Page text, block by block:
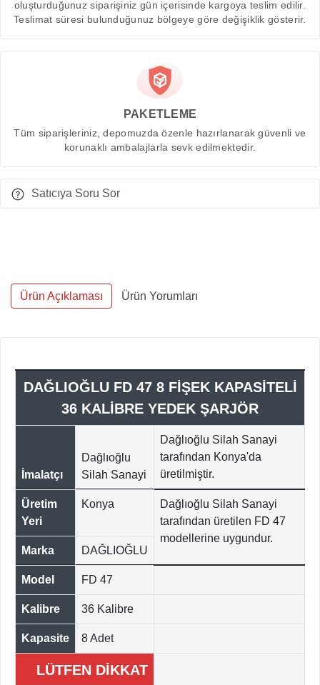
oluşturduğunuz siparişiniz gün içerisinde kargoya teslim edilir.
Teslimat süresi bulunduğunuz bölgeye göre değişiklik gösterir.
PAKETLEME
Tüm siparişleriniz, depomuzda özenle hazırlanarak güvenli ve
korunaklı ambalajlarla sevk edilmektedir.
Satıcıya Soru Sor
Ürün Açıklaması Ürün Yorumları
DAĞLIOĞLU FD 47 8 FİŞEK KAPASİTELİ
36 KALİBRE YEDEK ŞARJÖR
İmalatçı
Dağlıoğlu
Silah Sanayi
Dağlıoğlu Silah Sanayi
tarafından Konya'da
üretilmiştir.
Üretim
Yeri
Konya
Dağlıoğlu Silah Sanayi
tarafından üretilen FD 47
modellerine uygundur.
Marka
DAĞLIOĞLU
Model FD 47
Kalibre 36 Kalibre
Kapasite 8 Adet
LÜTFEN DİKKAT